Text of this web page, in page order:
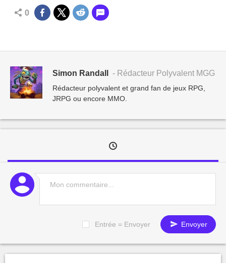
0
Simon Randall - Rédacteur Polyvalent MGG
Rédacteur polyvalent et grand fan de jeux RPG,
JRPG ou encore MMO.
Entrée = Envoyer Envoyer